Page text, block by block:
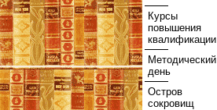
Курсы
повышения
квалификации
Методический
день
Остров
сокровищ